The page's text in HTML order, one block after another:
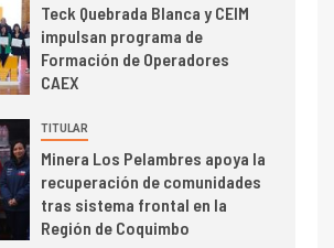
Estudio revela cómo el precio
del cobre y educación superior
se relacionan en zonas
I+D
BHP proyecta producción de
cobre cercana a 2 millones de
toneladas tras récord en
Escondida
Teck Quebrada Blanca y CEIM
impulsan programa de
Formación de Operadores
CAEX
TITULAR
Minera Los Pelambres apoya la
recuperación de comunidades
tras sistema frontal en la
Región de Coquimbo